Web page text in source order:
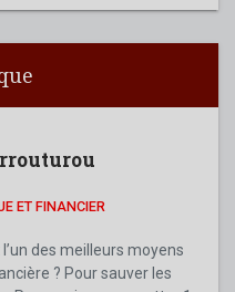
ET FINANCIER
des meilleurs moyens
? Pour sauver les